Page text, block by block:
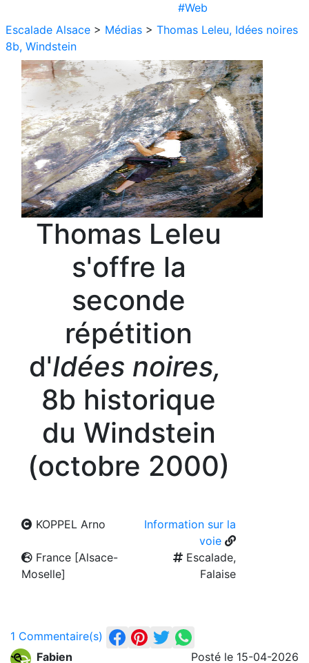
#Web
Escalade Alsace > Médias > Thomas Leleu, Idées noires
8b, Windstein
Thomas Leleu
s'offre la
seconde
répétition
d'Idées noires,
8b historique
du Windstein
(octobre 2000)
KOPPEL Arno
Information sur la
voie
France [Alsace-
Moselle]
Escalade,
Falaise
1 Commentaire(s)
Fabien
Posté le 15-04-2026